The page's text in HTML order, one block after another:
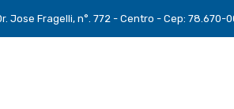
Jose Fragelli, n°. 772 - Centro - Cep: 78.670-